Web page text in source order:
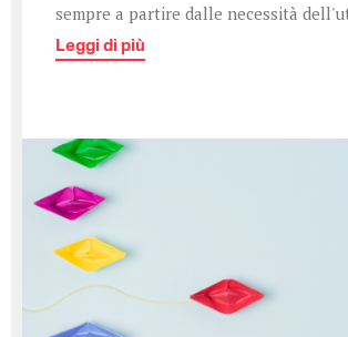
sempre a partire dalle necessità
Leggi di più